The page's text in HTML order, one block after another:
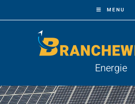
MENU
Energie